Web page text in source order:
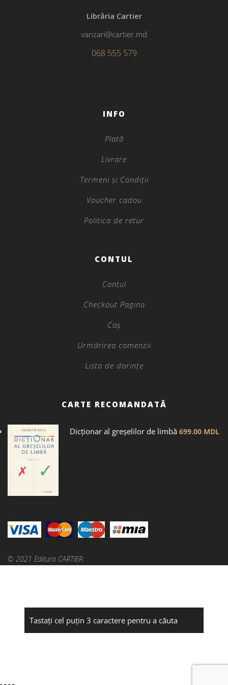
Librăria Cartier
vanzari@cartier.md
068 555 579
INFO
Plată
Livrare
Termeni și Condiții
Voucher cadou
Politica de retur
CONTUL
Contul
Checkout Pagina
Coș
Urmărirea comenzii
Lista de dorințe
CARTE RECOMANDATĂ
Dicţionar al greșelilor de limbă 699.00 MDL
© 2021 Editura CARTIER.